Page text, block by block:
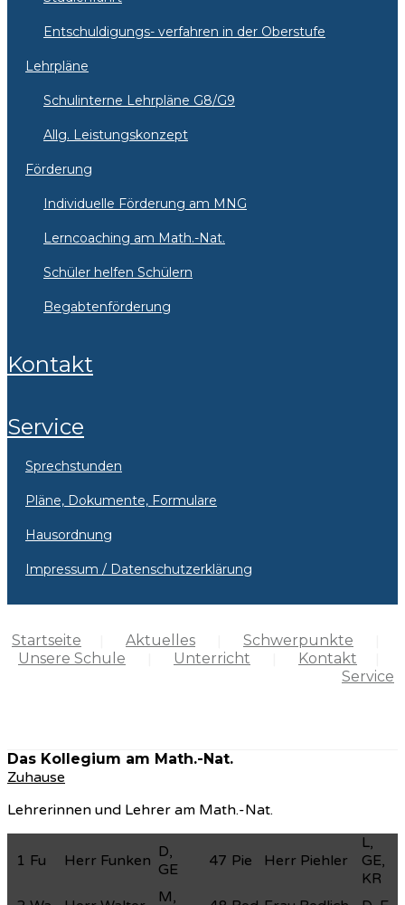
Entschuldigungs- verfahren in der Oberstufe
Lehrpläne
Schulinterne Lehrpläne G8/G9
Allg. Leistungskonzept
Förderung
Individuelle Förderung am MNG
Lerncoaching am Math.-Nat.
Schüler helfen Schülern
Begabtenförderung
Kontakt
Service
Sprechstunden
Pläne, Dokumente, Formulare
Hausordnung
Impressum / Datenschutzerklärung
Startseite Aktuelles
Schwerpunkte
Unsere Schule
Unterricht
Kontakt
Service
Das Kollegium am Math.-Nat.
Zuhause
Lehrerinnen und Lehrer am Math.-Nat.
1 Fu Herr Funken D,
GE
47 Pie Herr Piehler
L,
GE,
KR
M,